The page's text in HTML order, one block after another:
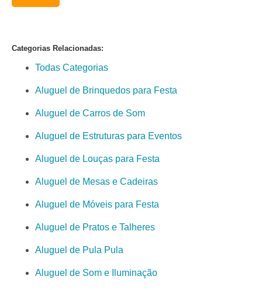
Categorias Relacionadas:
Todas Categorias
Aluguel de Brinquedos para Festa
Aluguel de Carros de Som
Aluguel de Estruturas para Eventos
Aluguel de Louças para Festa
Aluguel de Mesas e Cadeiras
Aluguel de Móveis para Festa
Aluguel de Pratos e Talheres
Aluguel de Pula Pula
Aluguel de Som e Iluminação